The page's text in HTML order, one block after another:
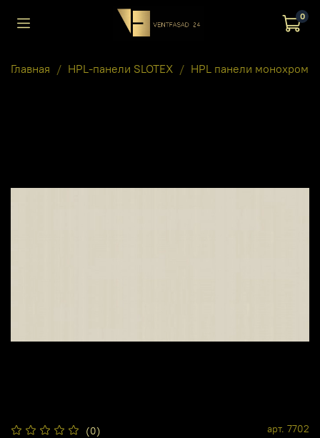
0
Главная HPL-панели SLOTEX HPL панели монохром
(0) арт. 7702